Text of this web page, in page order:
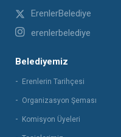
ErenlerBelediye
erenlerbelediye
Belediyemiz
Erenlerin Tarihçesi
Organizasyon Şeması
Komisyon Üyeleri